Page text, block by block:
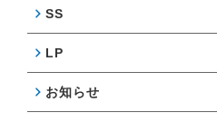
SS
LP
お知らせ